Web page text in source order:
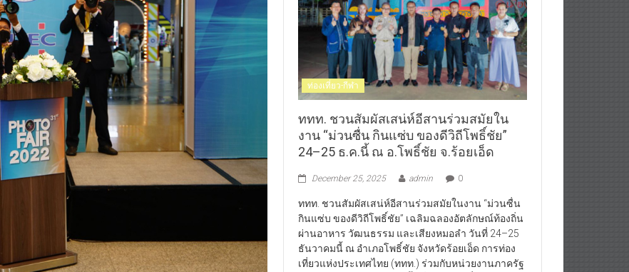
ท่องเที่ยว-กีฬา
ททท. ชวนสัมผัสเสน่ห์อีสานร่วมสมัยใน
งาน “ม่วนซื่น กินแซ่บ ของดีวิถีโพธิ์ชัย”
24–25 ธ.ค.นี้ ณ อ.โพธิ์ชัย จ.ร้อยเอ็ด
December 25, 2025 admin 0
ททท. ชวนสัมผัสเสน่ห์อีสานร่วมสมัยในงาน “ม่วนซื่น
กินแซ่บ ของดีวิถีโพธิ์ชัย” เฉลิมฉลองอัตลักษณ์ท้องถิ่น
ผ่านอาหาร วัฒนธรรม และเสียงหมอลำ วันที่ 24–25
ธันวาคมนี้ ณ อำเภอโพธิ์ชัย จังหวัดร้อยเอ็ด การท่อง
เที่ยวแห่งประเทศไทย (ททท.) ร่วมกับหน่วยงานภาครัฐ